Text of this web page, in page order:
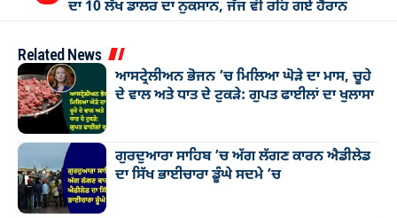
ਦਾ 10 ਲੱਖ ਡਾਲਰ ਦਾ ਨੁਕਸਾਨ, ਜੱਜ ਵੀ ਰਹਿ ਗਏ ਹੈਰਾਨ
Related News
ਆਸਟ੍ਰੇਲੀਅਨ ਭੋਜਨ ’ਚ ਮਿਲਿਆ ਘੋੜੇ ਦਾ ਮਾਸ, ਚੂਹੇ
ਦੇ ਵਾਲ ਅਤੇ ਧਾਤ ਦੇ ਟੁਕੜੇ: ਗੁਪਤ ਫਾਈਲਾਂ ਦਾ ਖੁਲਾਸਾ
ਗੁਰਦੁਆਰਾ ਸਾਹਿਬ ’ਚ ਅੱਗ ਲੱਗਣ ਕਾਰਨ ਐਡੀਲੇਡ
ਦਾ ਸਿੱਖ ਭਾਈਚਾਰਾ ਡੂੰਘੇ ਸਦਮੇ ’ਚ